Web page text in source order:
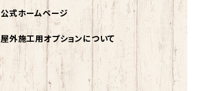
公式ホームページ
屋外施工用オプションについて